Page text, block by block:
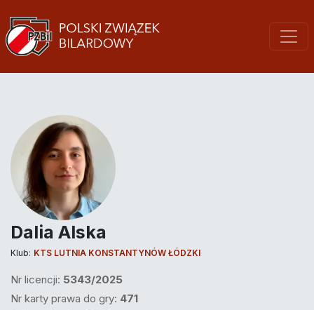
Dalia Alska
Klub: KTS LUTNIA KONSTANTYNÓW ŁÓDZKI
Nr licencji: 5343/2025
Nr karty prawa do gry: 471